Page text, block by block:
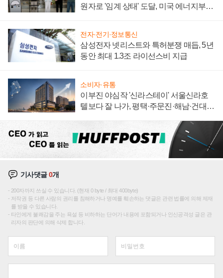
원자로 '임계 상태' 도달, 미국 에너지부
전자·전기·정보통신
삼성전자 넷리스트와 특허분쟁 매듭, 5년
동안 최대 1.3조 라이선스비 지급
소비자·유통
이부진 야심작 '신라스테이' 서울신라호
텔보다 잘 나가, 평택·주문진·해남·건대로
기사댓글0개
200자까지 쓰실 수 있습니다. (현재 0 byte / 최대 400byte)
저작권 등 다른 사람의 권리를 침해하거나 명예를 훼손하는 댓글은 관련 법률에 의해 제재
를 받을 수 있습니다.
타인에게 불쾌감을 주는 욕설 등 비하하는 단어가 내용에 포함되거나 인신공격성 글은 관
리자의 판단에 의해 삭제 합니다.